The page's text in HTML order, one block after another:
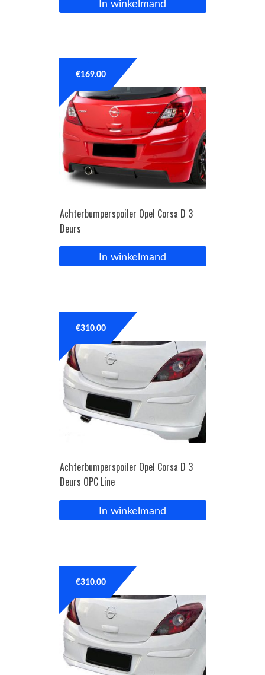
In winkelmand
Achterbumperspoiler Opel Corsa D 3
Deurs
€169.00
In winkelmand
Achterbumperspoiler Opel Corsa D 3
Deurs OPC Line
€310.00
In winkelmand
€310.00